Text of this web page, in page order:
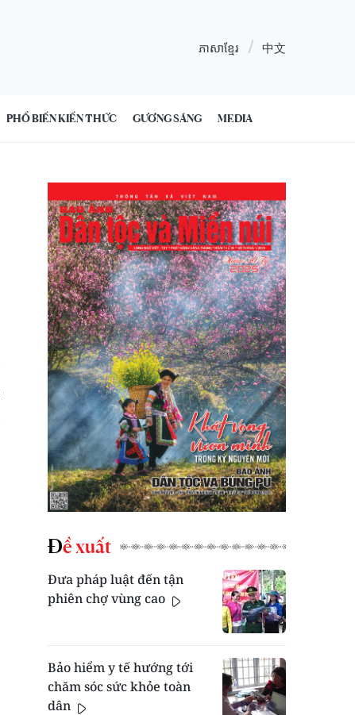
ភាសាខ្មែរ 中文
PHỔ BIẾN KIẾN THỨC GƯƠNG SÁNG MEDIA
Đề xuất
Đưa pháp luật đến tận
phiên chợ vùng cao
Bảo hiểm y tế hướng tới
chăm sóc sức khỏe toàn
dân